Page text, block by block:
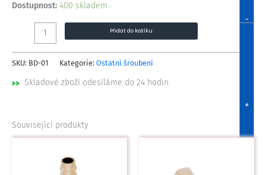
Dostupnost: 400 skladem
-
+
Přidat do košíku
SKU: BD-01 Kategorie: Ostatní šroubení
Skladové zboží odesíláme do 24 hodin
Související produkty